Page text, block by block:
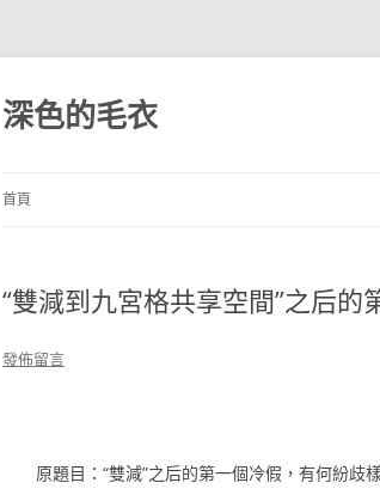
跳
主
要
內
深色的毛衣
首頁
“雙減到九宮格共享空間”之后的
發佈留言
原題目：“雙減”之后的第一個冷假，有何紛歧